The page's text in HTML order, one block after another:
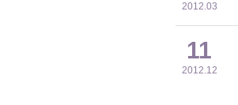
2012.03
11
2012.12